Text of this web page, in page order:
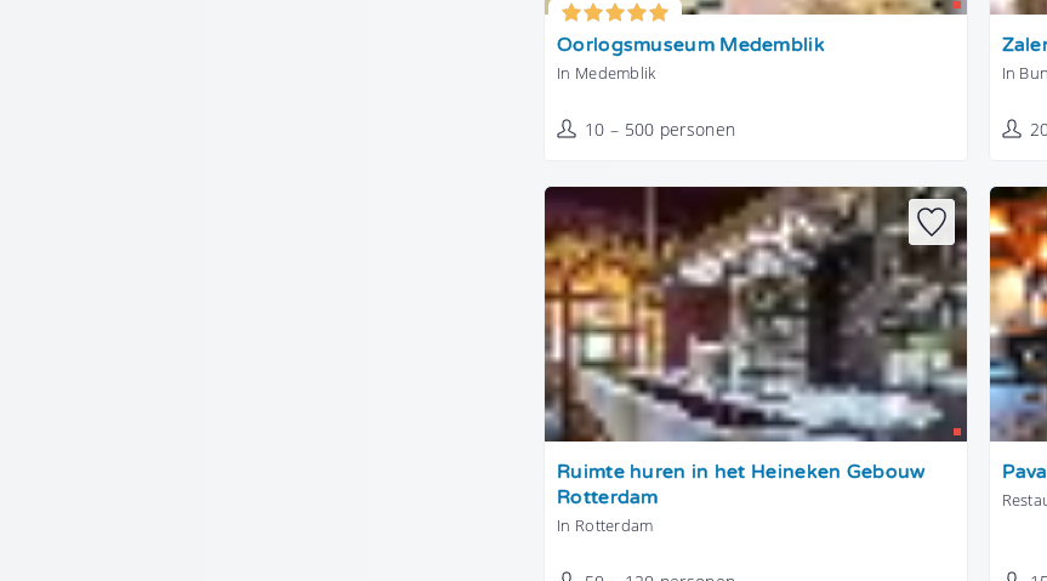
Tonen
Oorlogsmuseum Medemblik
In Medemblik
10 – 500 personen
In
Tonen
Ruimte huren in het Heineken Gebouw
Rotterdam
In Rotterdam